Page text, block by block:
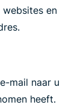
en
mail naar u
heeft.